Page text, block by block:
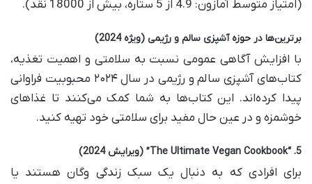
(امتیاز متوسط آمازون: 4.9 از 5 ستاره، بیش از 18000 نقد).
برترین‌ها در حوزه آشپزی سالم و رژیمی (ویژه 2024)
با افزایش آگاهی عمومی نسبت به سلامتی و اهمیت تغذیه،
کتاب‌های آشپزی سالم و رژیمی در سال ۲۰۲۴ محبوبیت فراوانی
پیدا کرده‌اند. این کتاب‌ها به شما کمک می‌کنند تا غذاهای
خوشمزه و در عین حال مفید برای سلامتی خود تهیه کنید.
5. “The Ultimate Vegan Cookbook” (ویرایش 2024)
برای افرادی که به دنبال یک سبک زندگی وگان هستند یا